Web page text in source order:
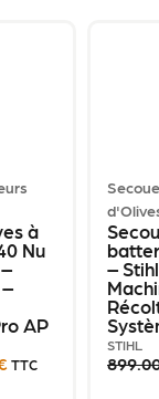
à
Nu
AP
TTC
–
STIHL